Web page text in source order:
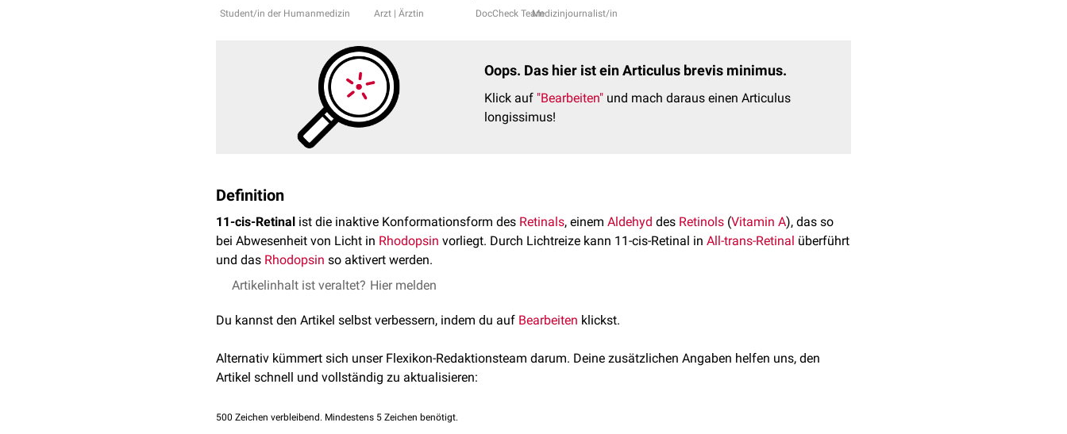
Student/in der Humanmedizin Arzt | Ärztin DocCheck TeamMedizinjournalist/in
Oops. Das hier ist ein Articulus brevis minimus.
Klick auf "Bearbeiten" und mach daraus einen Articulus
longissimus!
Definition
11-cis-Retinal ist die inaktive Konformationsform des Retinals, einem Aldehyd des Retinols (Vitamin A), das so
bei Abwesenheit von Licht in Rhodopsin vorliegt. Durch Lichtreize kann 11-cis-Retinal in All-trans-Retinal überführt
und das Rhodopsin so aktivert werden.
Artikelinhalt ist veraltet? Hier melden
Du kannst den Artikel selbst verbessern, indem du auf Bearbeiten klickst.
Alternativ kümmert sich unser Flexikon-Redaktionsteam darum. Deine zusätzlichen Angaben helfen uns, den
Artikel schnell und vollständig zu aktualisieren:
500 Zeichen verbleibend. Mindestens 5 Zeichen benötigt.